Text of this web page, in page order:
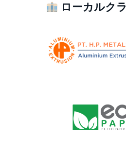
ローカルク